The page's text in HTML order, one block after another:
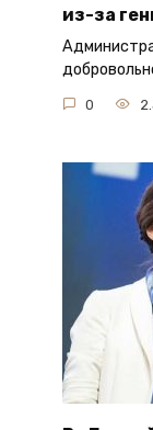
из-за
0